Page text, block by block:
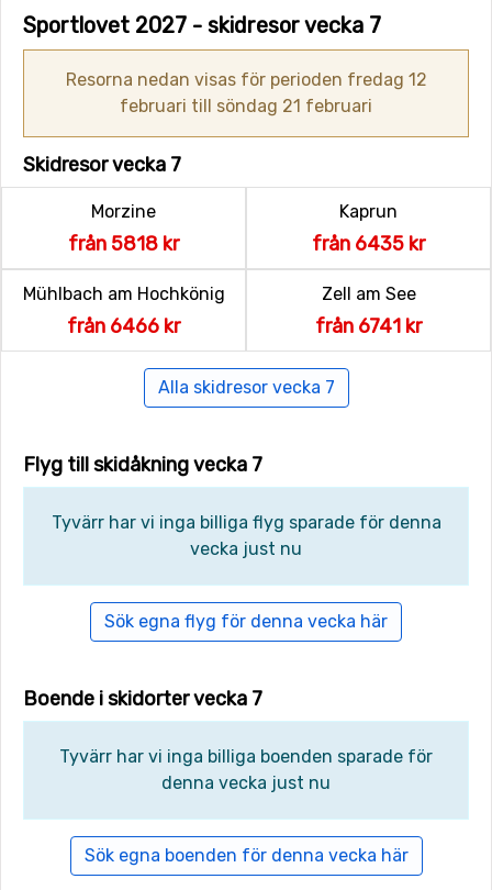
Sportlovet 2027 - skidresor vecka 7
Resorna nedan visas för perioden fredag 12
februari till söndag 21 februari
Skidresor vecka 7
Morzine
från 5818 kr
Kaprun
från 6435 kr
Mühlbach am Hochkönig
från 6466 kr
Zell am See
från 6741 kr
Alla skidresor vecka 7
Flyg till skidåkning vecka 7
Tyvärr har vi inga billiga flyg sparade för denna
vecka just nu
Sök egna flyg för denna vecka här
Boende i skidorter vecka 7
Tyvärr har vi inga billiga boenden sparade för
denna vecka just nu
Sök egna boenden för denna vecka här